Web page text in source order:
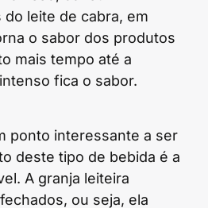
leite de cabra, em
o sabor dos produtos
mais tempo até a
fica o sabor.
ponto interessante a ser
deste tipo de bebida é a
A granja leiteira
ou seja, ela